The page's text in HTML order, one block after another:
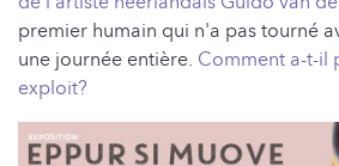
premier humain qui n'a pas tourné
une journée entière. Comment a-t-il
exploit?